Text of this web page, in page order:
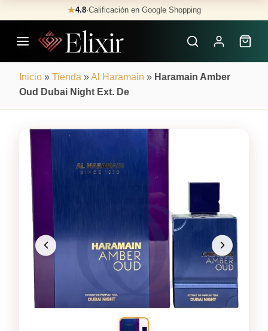
to
content
★4.8·Calificación en Google Shopping
Inicio » Tienda »Al Haramain » Haramain Amber
Oud Dubai Night Ext. De